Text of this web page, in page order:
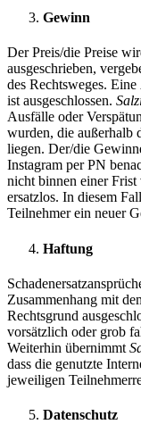
Gewinn
Der Preis/die Preise
ausgeschrieben,
des Rechtsweges.
ist ausgeschlossen.
Ausfälle oder
wurden, die außerhalb
liegen. Der/die
Instagram per PN
nicht binnen einer
ersatzlos. In diesem
Teilnehmer ein neuer
Haftung
Zusammenhang mit
Rechtsgrund
vorsätzlich oder grob
Weiterhin übernimmt
dass die genutzte
jeweiligen
Datenschutz